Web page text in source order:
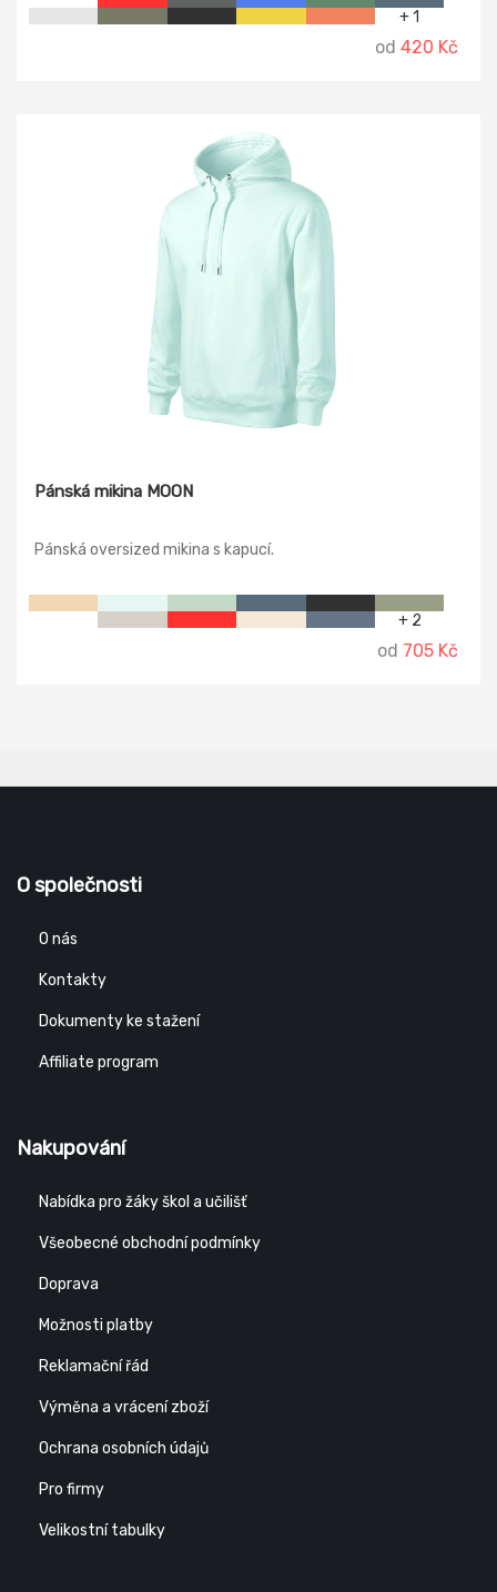
+ 1
od 420 Kč
Pánská mikina MOON
Pánská oversized mikina s kapucí.
+ 2
od 705 Kč
O společnosti
O nás
Kontakty
Dokumenty ke stažení
Affiliate program
Nakupování
Nabídka pro žáky škol a učilišť
Všeobecné obchodní podmínky
Doprava
Možnosti platby
Reklamační řád
Výměna a vrácení zboží
Ochrana osobních údajů
Pro firmy
Velikostní tabulky